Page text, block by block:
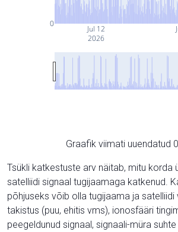
Jul 12
2026
0
Graafik viimati uuendatud
Tsükli katkestuste arv näitab, mitu korda
satelliidi signaal tugijaamaga katkenud.
põhjuseks võib olla tugijaama ja satelliidi
takistus (puu, ehitis vms), ionosfääri
peegeldunud signaal, signaali-müra